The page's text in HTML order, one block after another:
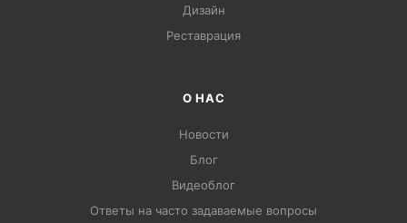
Дизайн
Pеставрация
О НАС
Новости
Блог
Видеоблог
Ответы на часто задаваемые вопросы